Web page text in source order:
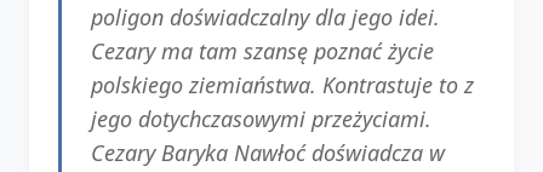
poligon doświadczalny dla jego idei.
Cezary ma tam szansę poznać życie
polskiego ziemiaństwa. Kontrastuje to z
jego dotychczasowymi przeżyciami.
Cezary Baryka Nawłoć doświadcza w